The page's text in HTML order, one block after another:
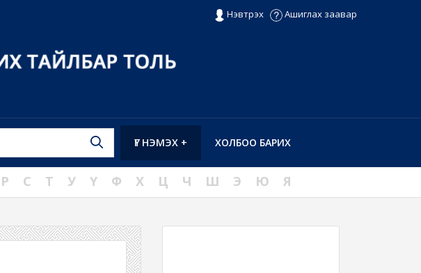
Нэвтрэх Ашиглах заавар
ХОЛБОО БАРИХ
ҮГ НЭМЭХ +
Р С Т У Ү Ф Х Ц Ч Ш Э Ю Я